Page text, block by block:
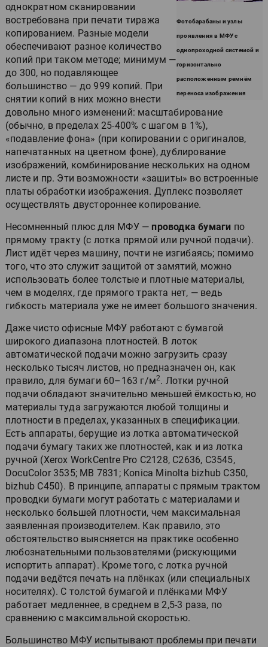
Фотобарабаны и узлы
проявления в МФУ с
однопроходной системой и
горизонтально
расположенным ремнём
переноса изображения
однократном сканировании
востребована при печати тиража
копированием. Разные модели
обеспечивают разное количество
копий при таком методе; минимум —
до 300, но подавляющее
большинство — до 999 копий. При
снятии копий в них можно внести
довольно много изменений: масштабирование
(обычно, в пределах 25-400% с шагом в 1%),
«подавление фона» (при копировании с оригиналов,
напечатанных на цветном фоне), дублирование
изображений, комбинирование нескольких на одном
листе и пр. Эти возможности «зашиты» во встроенные
платы обработки изображения. Дуплекс позволяет
осуществлять двустороннее копирование.
Несомненный плюс для МФУ — проводка бумаги по
прямому тракту (с лотка прямой или ручной подачи).
Лист идёт через машину, почти не изгибаясь; помимо
того, что это служит защитой от замятий, можно
использовать более толстые и плотные материалы,
чем в моделях, где прямого тракта нет, — ведь
гибкость материала уже не имеет большого значения.
Даже чисто офисные МФУ работают с бумагой
широкого диапазона плотностей. В лоток
автоматической подачи можно загрузить сразу
несколько тысяч листов, но предназначен он, как
правило, для бумаги 60–163 г/м2. Лотки ручной
подачи обладают значительно меньшей ёмкостью, но
материалы туда загружаются любой толщины и
плотности в пределах, указанных в спецификации.
Есть аппараты, берущие из лотка автоматической
подачи бумагу таких же плотностей, как и из лотка
ручной (Xerox WorkCentre Pro C2128, C2636, C3545,
DocuColor 3535; MB 7831; Konica Minolta bizhub C350,
bizhub C450). В принципе, аппараты с прямым трактом
проводки бумаги могут работать с материалами и
несколько большей плотности, чем максимальная
заявленная производителем. Как правило, это
обстоятельство выясняется на практике особенно
любознательными пользователями (рискующими
испортить аппарат). Кроме того, с лотка ручной
подачи ведётся печать на плёнках (или специальных
носителях). С толстой бумагой и плёнками МФУ
работает медленнее, в среднем в 2,5-3 раза, по
сравнению с максимальной скоростью.
Большинство МФУ испытывают проблемы при печати